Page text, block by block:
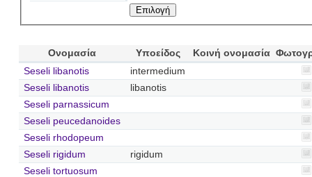
Ονομασία Υποείδος Κοινή ονομασία
Seseli libanotis
intermedium
Seseli libanotis
libanotis
Seseli parnassicum
Seseli peucedanoides
Seseli rhodopeum
Seseli rigidum
rigidum
Seseli tortuosum